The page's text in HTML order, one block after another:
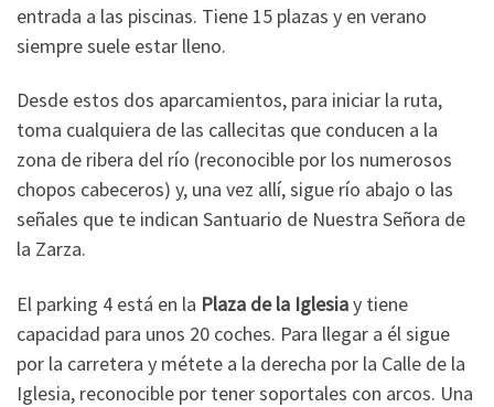
entrada a las piscinas. Tiene 15 plazas y en verano
siempre suele estar lleno.
Desde estos dos aparcamientos, para iniciar la ruta,
toma cualquiera de las callecitas que conducen a la
zona de ribera del río (reconocible por los numerosos
chopos cabeceros) y, una vez allí, sigue río abajo o las
señales que te indican Santuario de Nuestra Señora de
la Zarza.
El parking 4 está en la Plaza de la Iglesiay tiene
capacidad para unos 20 coches. Para llegar a él sigue
por la carretera y métete a la derecha por la Calle de la
Iglesia, reconocible por tener soportales con arcos. Una